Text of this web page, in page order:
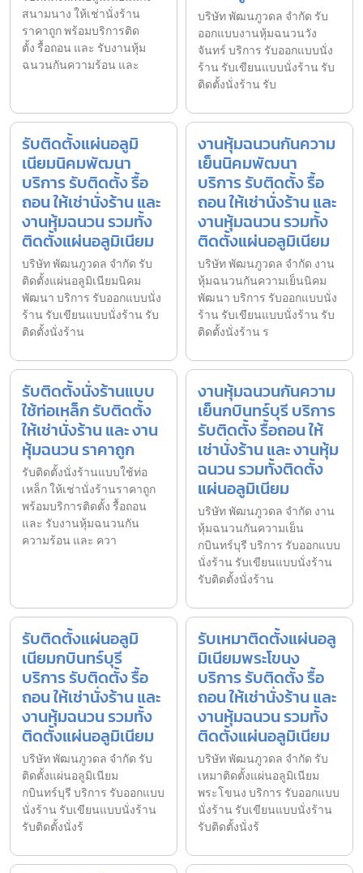
สนามนาง ให้เช่านั่งร้าน
ราคาถูก พร้อมบริการติด
ตั้ง รื้อถอน และ รับงานหุ้ม
ฉนวนกันความร้อน และ
บริษัท พัฒนภูวดล จำกัด รับ
ออกแบบงานหุ้มฉนวนวัง
จันทร์ บริการ รับออกแบบนั่ง
ร้าน รับเขียนแบบนั่งร้าน รับ
ติดตั้งนั่งร้าน รับ
รับติดตั้งแผ่นอลูมิ
เนียมนิคมพัฒนา
บริการ รับติดตั้ง รื้อ
ถอน ให้เช่านั่งร้าน และ
งานหุ้มฉนวน รวมทั้ง
ติดตั้งแผ่นอลูมิเนียม
บริษัท พัฒนภูวดล จำกัด รับ
ติดตั้งแผ่นอลูมิเนียมนิคม
พัฒนา บริการ รับออกแบบนั่ง
ร้าน รับเขียนแบบนั่งร้าน รับ
ติดตั้งนั่งร้าน
งานหุ้มฉนวนกันความ
เย็นนิคมพัฒนา
บริการ รับติดตั้ง รื้อ
ถอน ให้เช่านั่งร้าน และ
งานหุ้มฉนวน รวมทั้ง
ติดตั้งแผ่นอลูมิเนียม
บริษัท พัฒนภูวดล จำกัด งาน
หุ้มฉนวนกันความเย็นนิคม
พัฒนา บริการ รับออกแบบนั่ง
ร้าน รับเขียนแบบนั่งร้าน รับ
ติดตั้งนั่งร้าน ร
รับติดตั้งนั่งร้านแบบ
ใช้ท่อเหล็ก รับติดตั้ง
ให้เช่านั่งร้าน และ งาน
หุ้มฉนวน ราคาถูก
รับติดตั้งนั่งร้านแบบใช้ท่อ
เหล็ก ให้เช่านั่งร้านราคาถูก
พร้อมบริการติดตั้ง รื้อถอน
และ รับงานหุ้มฉนวนกัน
ความร้อน และ ควา
งานหุ้มฉนวนกันความ
เย็นกบินทร์บุรี บริการ
รับติดตั้ง รื้อถอน ให้
เช่านั่งร้าน และ งานหุ้ม
ฉนวน รวมทั้งติดตั้ง
แผ่นอลูมิเนียม
บริษัท พัฒนภูวดล จำกัด งาน
หุ้มฉนวนกันความเย็น
กบินทร์บุรี บริการ รับออกแบบ
นั่งร้าน รับเขียนแบบนั่งร้าน
รับติดตั้งนั่งร้าน
รับติดตั้งแผ่นอลูมิ
เนียมกบินทร์บุรี
บริการ รับติดตั้ง รื้อ
ถอน ให้เช่านั่งร้าน และ
งานหุ้มฉนวน รวมทั้ง
ติดตั้งแผ่นอลูมิเนียม
บริษัท พัฒนภูวดล จำกัด รับ
ติดตั้งแผ่นอลูมิเนียม
กบินทร์บุรี บริการ รับออกแบบ
นั่งร้าน รับเขียนแบบนั่งร้าน
รับติดตั้งนั่งร้
รับเหมาติดตั้งแผ่นอลู
มิเนียมพระโขนง
บริการ รับติดตั้ง รื้อ
ถอน ให้เช่านั่งร้าน และ
งานหุ้มฉนวน รวมทั้ง
ติดตั้งแผ่นอลูมิเนียม
บริษัท พัฒนภูวดล จำกัด รับ
เหมาติดตั้งแผ่นอลูมิเนียม
พระโขนง บริการ รับออกแบบ
นั่งร้าน รับเขียนแบบนั่งร้าน
รับติดตั้งนั่งร้